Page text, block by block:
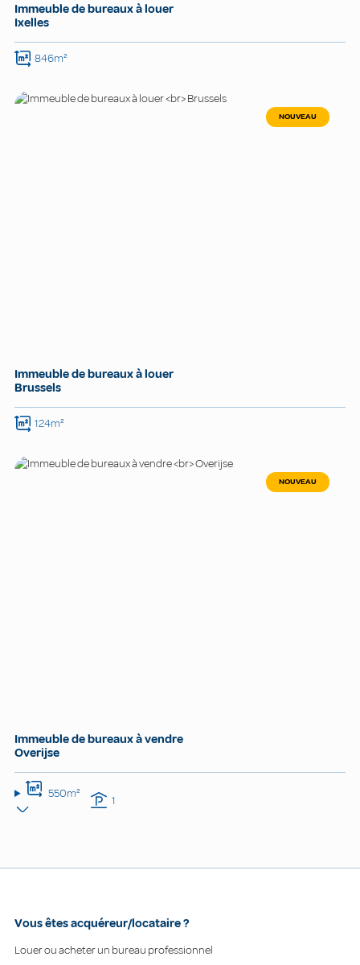
Immeuble de bureaux à louer
Ixelles
846m²
NOUVEAU
Immeuble de bureaux à louer
Brussels
124m²
NOUVEAU
Immeuble de bureaux à vendre
Overijse
550m² 1
Vous êtes acquéreur/locataire ?
Louer ou acheter un bureau professionnel